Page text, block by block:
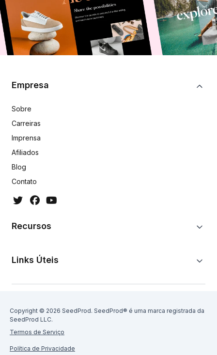
Empresa
Sobre
Carreiras
Imprensa
Afiliados
Blog
Contato
Recursos
Links Úteis
Copyright © 2026 SeedProd. SeedProd® é uma marca registrada da
SeedProd LLC.
Termos de Serviço
Política de Privacidade